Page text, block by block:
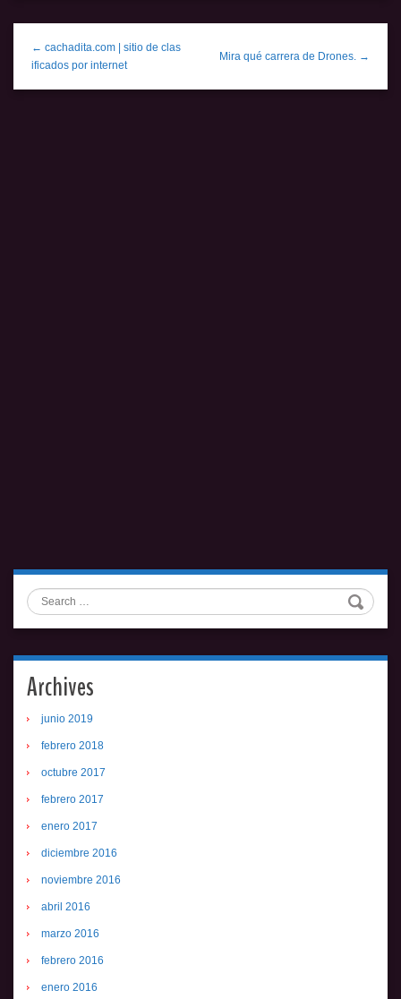
← cachadita.com | sitio de clas
ificados por internet
Mira qué carrera de Drones. →
Search
Archives
junio 2019
febrero 2018
octubre 2017
febrero 2017
enero 2017
diciembre 2016
noviembre 2016
abril 2016
marzo 2016
febrero 2016
enero 2016